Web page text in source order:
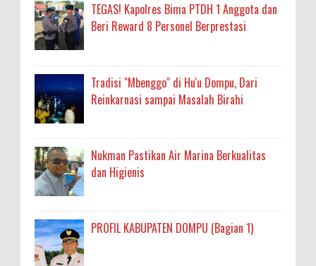
TEGAS! Kapolres Bima PTDH 1 Anggota dan
Beri Reward 8 Personel Berprestasi
Tradisi "Mbenggo" di Hu'u Dompu, Dari
Reinkarnasi sampai Masalah Birahi
Nukman Pastikan Air Marina Berkualitas
dan Higienis
PROFIL KABUPATEN DOMPU (Bagian 1)